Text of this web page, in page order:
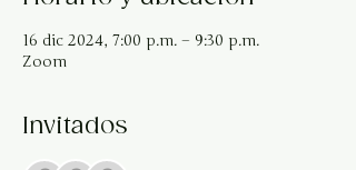
16 dic 2024, 7:00 p.m. – 9:30 p.m.
Zoom
Invitados